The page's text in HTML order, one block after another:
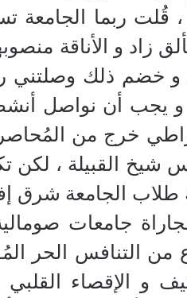
، قُلت ربما
زاد و الأناقة
و خضم ذلك وصلتني
و يجب أن نواصل
خرج من
القبيلة ، لكن
الجامعة شرق
جامعات
التنافس الحر
و الإقصاء